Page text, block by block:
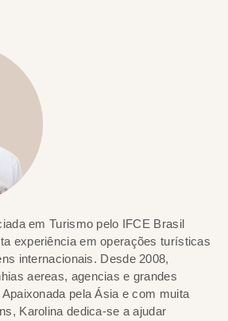
em Turismo pelo IFCE Brasil
experiência em operações turísticas
internacionais. Desde 2008,
aereas, agencias e grandes
pela Ásia e com muita
Karolina dedica-se a ajudar